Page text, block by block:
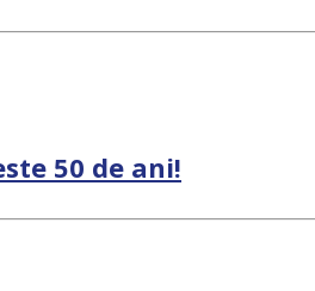
50 de ani!